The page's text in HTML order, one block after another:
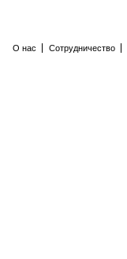
О нас Сотрудничество